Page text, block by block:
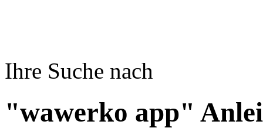
Ihre Suche nach
"wawerko app"